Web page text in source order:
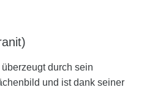
durch sein
und ist dank seiner